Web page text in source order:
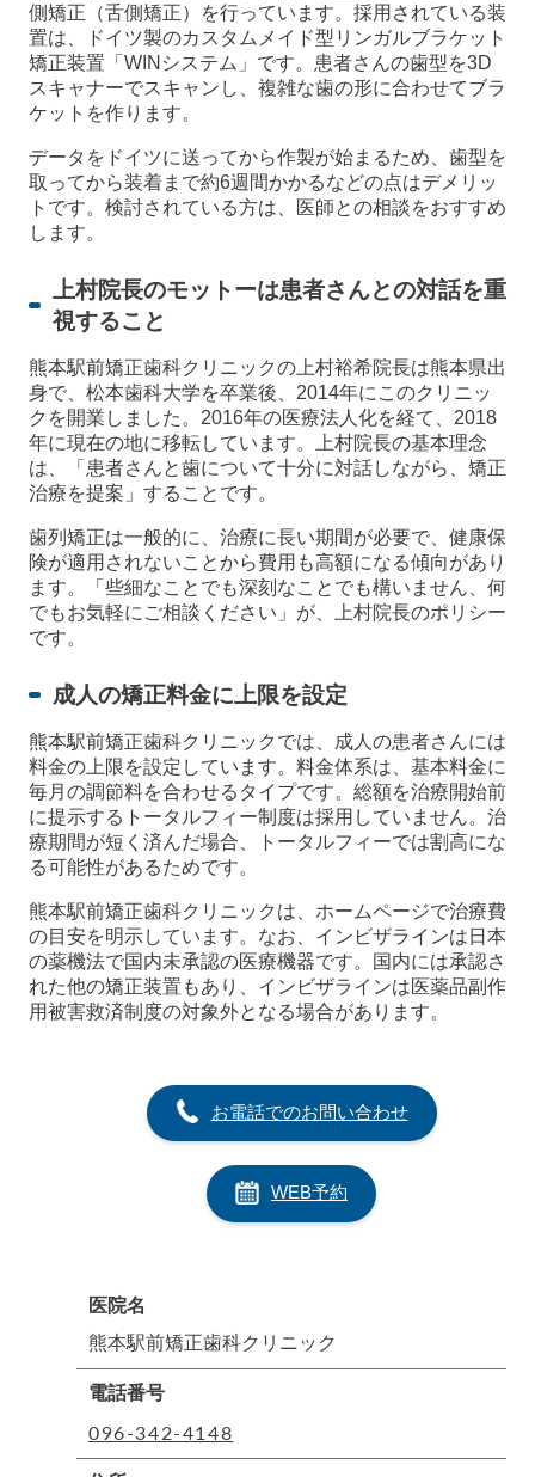
側矯正（舌側矯正）を行っています。採用されている装
置は、ドイツ製のカスタムメイド型リンガルブラケット
矯正装置「WINシステム」です。患者さんの歯型を3D
スキャナーでスキャンし、複雑な歯の形に合わせてブラ
ケットを作ります。
データをドイツに送ってから作製が始まるため、歯型を
取ってから装着まで約6週間かかるなどの点はデメリッ
トです。検討されている方は、医師との相談をおすすめ
します。
上村院長のモットーは患者さんとの対話を重
視すること
熊本駅前矯正歯科クリニックの上村裕希院長は熊本県出
身で、松本歯科大学を卒業後、2014年にこのクリニッ
クを開業しました。2016年の医療法人化を経て、2018
年に現在の地に移転しています。上村院長の基本理念
は、「患者さんと歯について十分に対話しながら、矯正
治療を提案」することです。
歯列矯正は一般的に、治療に長い期間が必要で、健康保
険が適用されないことから費用も高額になる傾向があり
ます。「些細なことでも深刻なことでも構いません、何
でもお気軽にご相談ください」が、上村院長のポリシー
です。
成人の矯正料金に上限を設定
熊本駅前矯正歯科クリニックでは、成人の患者さんには
料金の上限を設定しています。料金体系は、基本料金に
毎月の調節料を合わせるタイプです。総額を治療開始前
に提示するトータルフィー制度は採用していません。治
療期間が短く済んだ場合、トータルフィーでは割高にな
る可能性があるためです。
熊本駅前矯正歯科クリニックは、ホームページで治療費
の目安を明示しています。なお、インビザラインは日本
の薬機法で国内未承認の医療機器です。国内には承認さ
れた他の矯正装置もあり、インビザラインは医薬品副作
用被害救済制度の対象外となる場合があります。
お電話でのお問い合わせ
WEB予約
医院名
熊本駅前矯正歯科クリニック
電話番号
096-342-4148